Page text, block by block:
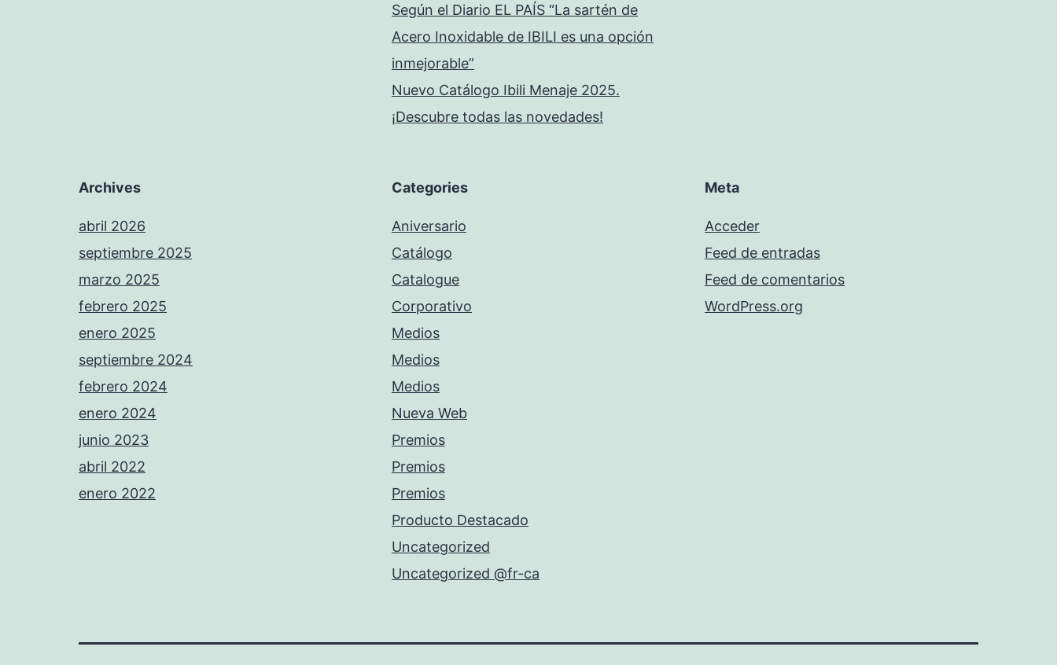
Según el Diario EL PAÍS “La sartén de
Acero Inoxidable de IBILI es una opción
inmejorable”
Nuevo Catálogo Ibili Menaje 2025.
¡Descubre todas las novedades!
Archives
abril 2026
septiembre 2025
marzo 2025
febrero 2025
enero 2025
septiembre 2024
febrero 2024
enero 2024
junio 2023
abril 2022
enero 2022
Categories
Aniversario
Catálogo
Catalogue
Corporativo
Medios
Medios
Medios
Nueva Web
Premios
Premios
Premios
Producto Destacado
Uncategorized
Uncategorized @fr-ca
Meta
Acceder
Feed de entradas
Feed de comentarios
WordPress.org